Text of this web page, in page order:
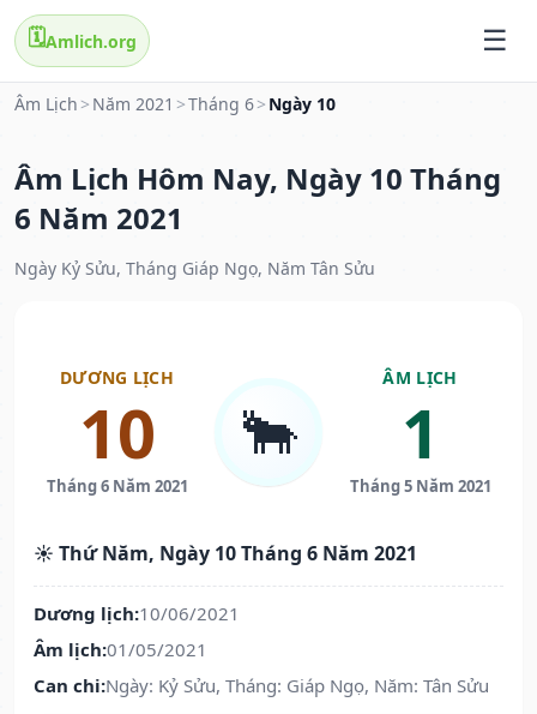
🗓️Amlich.org
Âm Lịch > Năm 2021 >Tháng 6> Ngày 10
Âm Lịch Hôm Nay, Ngày 10 Tháng
6 Năm 2021
Ngày Kỷ Sửu, Tháng Giáp Ngọ, Năm Tân Sửu
DƯƠNG LỊCH
10
Tháng 6 Năm 2021
🐂
ÂM LỊCH
1
Tháng 5 Năm 2021
☀️ Thứ Năm, Ngày 10 Tháng 6 Năm 2021
Dương lịch:10/06/2021
Âm lịch:01/05/2021
Can chi:Ngày: Kỷ Sửu, Tháng: Giáp Ngọ, Năm: Tân Sửu